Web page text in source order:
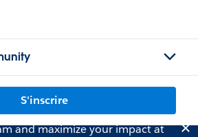
S'inscrire
and maximize your impact at